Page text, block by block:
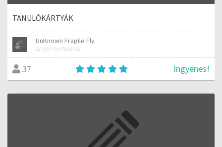
TANULÓKÁRTYÁK
UnKnown Fragile Fly
angol nyelvtanár
37 Ingyenes!